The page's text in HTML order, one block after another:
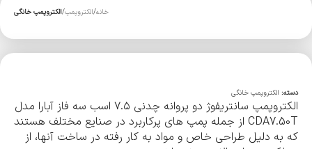
خانه الکتروپمپ الکتروپمپ خانگی
دسته: الکتروپمپ خانگی
الکتروپمپ سانتریفوژ دو پروانه چدنی ۷.۵ اسب سه فاز آبارا مدل
CDA7.50T از جمله پمپ های پرکاربرد در صنایع مختلف هستند
که به دلیل طراحی خاص و مواد به کار رفته در ساخت آنها، از